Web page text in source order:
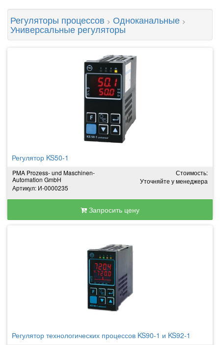
Регуляторы процессов > Одноканальные >
Универсальные регуляторы
Регулятор KS50-1
PMA Prozess- und Maschinen-
Automation GmbH
Артикул: И-0000235
Стоимость:
Уточняйте у менеджера
Запросить цену
Регулятор технологических процессов KS90-1 и KS92-1